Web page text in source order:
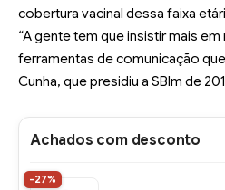
cobertura vacinal dessa faixa
“A gente tem que insistir mais
ferramentas de comunicação
Cunha, que presidiu a SBIm de
Achados com desconto
-27%